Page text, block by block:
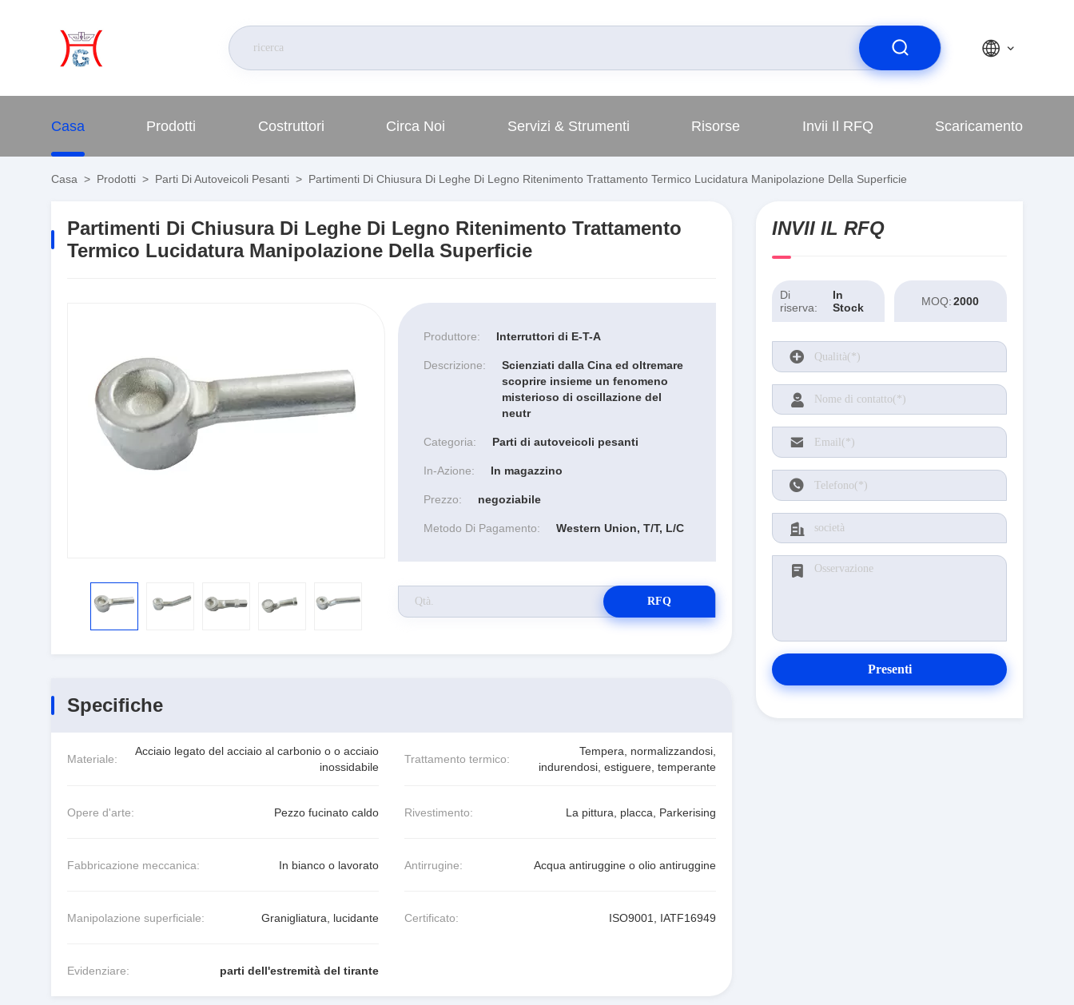
Casa Prodotti Costruttori Circa Noi Servizi & Strumenti Risorse Invii Il RFQ Scaricamento
Casa > Prodotti > Parti Di Autoveicoli Pesanti > Partimenti Di Chiusura Di Leghe Di Legno Ritenimento Trattamento Termico Lucidatura Manipolazione Della Superficie
Partimenti Di Chiusura Di Leghe Di Legno Ritenimento Trattamento
Termico Lucidatura Manipolazione Della Superficie
Produttore: Interruttori di E-T-A
Descrizione:
Scienziati dalla Cina ed oltremare
scoprire insieme un fenomeno
misterioso di oscillazione del
neutr
Categoria: Parti di autoveicoli pesanti
In-Azione: In magazzino
Prezzo: negoziabile
Metodo Di Pagamento: Western Union, T/T, L/C
RFQ
Specifiche
Materiale:
Acciaio legato del acciaio al carbonio o o acciaio
inossidabile
Trattamento termico:
Tempera, normalizzandosi,
indurendosi, estiguere, temperante
Opere d'arte: Pezzo fucinato caldo Rivestimento: La pittura, placca, Parkerising
Fabbricazione meccanica: In bianco o lavorato Antirrugine: Acqua antiruggine o olio antiruggine
Manipolazione superficiale: Granigliatura, lucidante Certificato: ISO9001, IATF16949
Evidenziare: parti dell'estremità del tirante
INVII IL RFQ
Di
riserva:
In
Stock
MOQ: 2000
Presenti